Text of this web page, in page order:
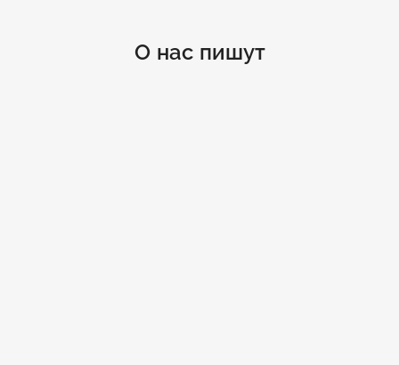
О нас пишут